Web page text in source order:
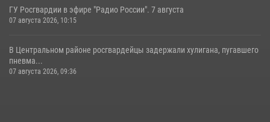
ГУ Росгвардии в эфире "Радио России". 7 августа
07 августа 2026, 10:15
В Центральном районе росгвардейцы задержали хулигана, пугавшего
пневма...
07 августа 2026, 09:36